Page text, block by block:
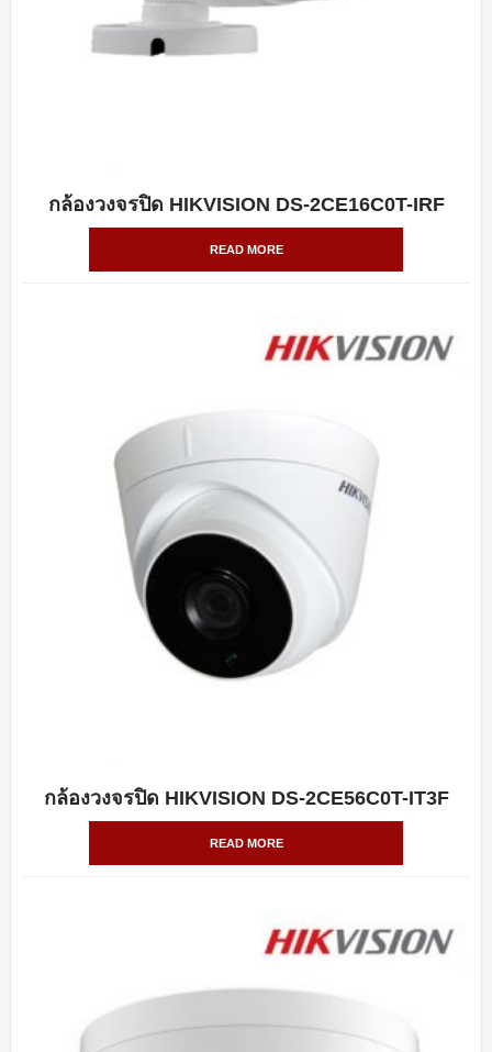
QUICK VIEW
กล้องวงจรปิด HIKVISION DS-2CE16C0T-IRF
READ MORE
QUICK VIEW
กล้องวงจรปิด HIKVISION DS-2CE56C0T-IT3F
READ MORE